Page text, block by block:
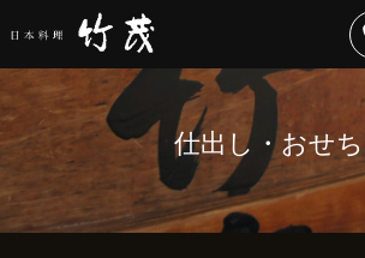
仕出し・おせち